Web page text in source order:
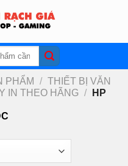
PHẨM / THIẾT BỊ VĂN
IN THEO HÃNG / HP